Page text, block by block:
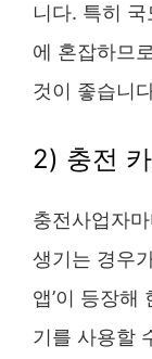
니다. 특히
에 혼잡하므
것이 좋습니
2) 충전
충전사업자
생기는 경우
앱’이 등장해
기를 사용할